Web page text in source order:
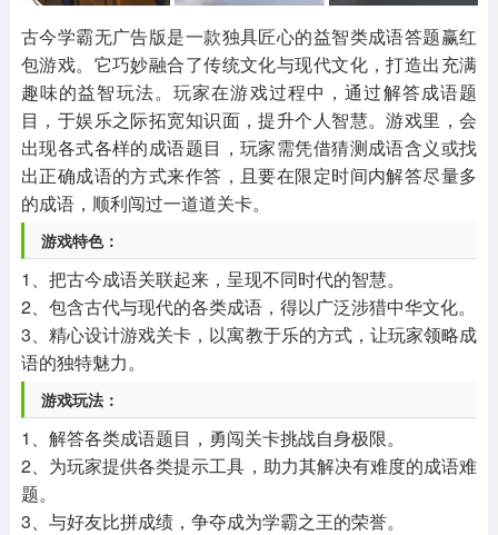
古今学霸无广告版是一款独具匠心的益智类成语答题赢红
包游戏。它巧妙融合了传统文化与现代文化，打造出充满
趣味的益智玩法。玩家在游戏过程中，通过解答成语题
目，于娱乐之际拓宽知识面，提升个人智慧。游戏里，会
出现各式各样的成语题目，玩家需凭借猜测成语含义或找
出正确成语的方式来作答，且要在限定时间内解答尽量多
的成语，顺利闯过一道道关卡。
游戏特色：
1、把古今成语关联起来，呈现不同时代的智慧。
2、包含古代与现代的各类成语，得以广泛涉猎中华文化。
3、精心设计游戏关卡，以寓教于乐的方式，让玩家领略成
语的独特魅力。
游戏玩法：
1、解答各类成语题目，勇闯关卡挑战自身极限。
2、为玩家提供各类提示工具，助力其解决有难度的成语难
题。
3、与好友比拼成绩，争夺成为学霸之王的荣誉。